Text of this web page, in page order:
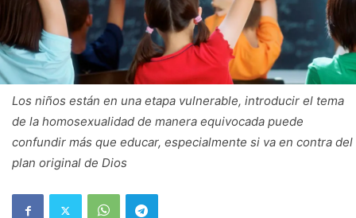
Los niños están en una etapa vulnerable, introducir el tema
de la homosexualidad de manera equivocada puede
confundir más que educar, especialmente si va en contra del
plan original de Dios